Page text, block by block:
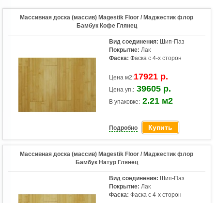
Массивная доска (массив) Magestik Floor / Маджестик флор
Бамбук Кофе Глянец
Вид соединения: Шип-Паз
Покрытие: Лак
Фаска: Фаска с 4-х сторон
Цена м2:17921 р.
Цена уп.: 39605 р.
В упаковке: 2.21 м2
Подробно Купить
Массивная доска (массив) Magestik Floor / Маджестик флор
Бамбук Натур Глянец
Вид соединения: Шип-Паз
Покрытие: Лак
Фаска: Фаска с 4-х сторон